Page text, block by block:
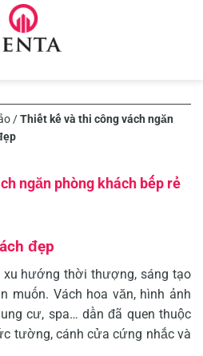
/Thiết kế và thi công vách ngăn
ngăn phòng khách bếp rẻ
đẹp
xu hướng thời thượng, sáng tạo
muốn. Vách hoa văn, hình ảnh
cư, spa… dần đã quen thuộc
tường, cánh cửa cứng nhắc và